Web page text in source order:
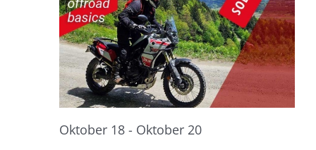
Oktober 18 - Oktober 20